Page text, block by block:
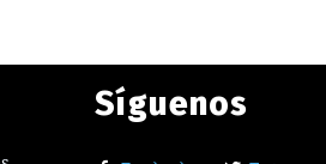
Síguenos